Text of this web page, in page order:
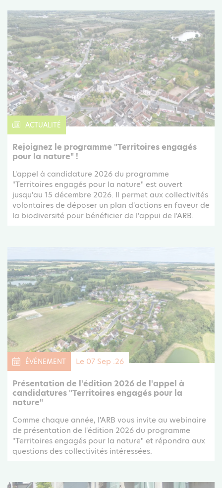
ACTUALITÉ
Rejoignez le programme "Territoires engagés
pour la nature" !
L'appel à candidature 2026 du programme
"Territoires engagés pour la nature" est ouvert
jusqu'au 15 décembre 2026. Il permet aux collectivités
volontaires de déposer un plan d'actions en faveur de
la biodiversité pour bénéficier de l'appui de l'ARB.
ÉVÉNEMENT Le 07 Sep .26
Présentation de l'édition 2026 de l'appel à
candidatures "Territoires engagés pour la
nature"
Comme chaque année, l'ARB vous invite au webinaire
de présentation de l'édition 2026 du programme
"Territoires engagés pour la nature" et répondra aux
questions des collectivités intéressées.